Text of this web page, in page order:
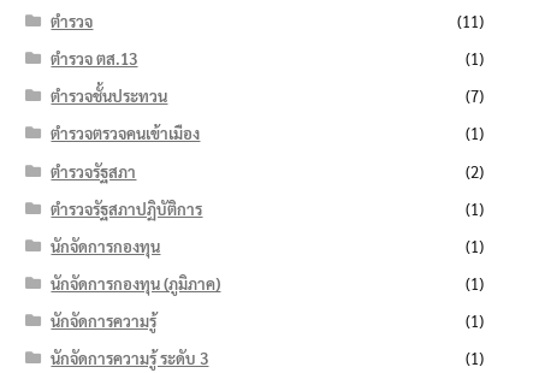
ตำรวจ
(11)
ตำรวจ ตส.13
(1)
ตำรวจชั้นประทวน
(7)
ตำรวจตรวจคนเข้าเมือง
(1)
ตำรวจรัฐสภา
(2)
ตำรวจรัฐสภาปฏิบัติการ
(1)
นักจัดการกองทุน
(1)
นักจัดการกองทุน (ภูมิภาค)
(1)
นักจัดการความรู้
(1)
นักจัดการความรู้ ระดับ 3
(1)